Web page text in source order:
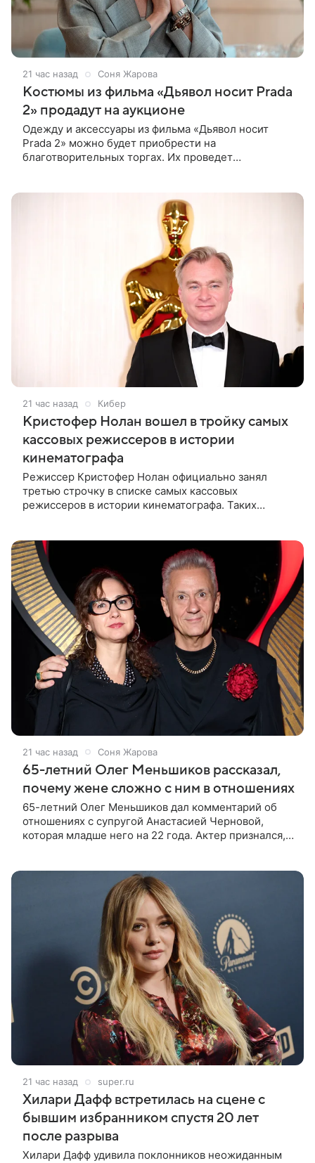
21 час назад Соня Жарова
Костюмы из фильма «Дьявол носит Prada
2» продадут на аукционе
Одежду и аксессуары из фильма «Дьявол носит
Prada 2» можно будет приобрести на
благотворительных торгах. Их проведет
21 час назад Кибер
Кристофер Нолан вошел в тройку самых
кассовых режиссеров в истории
кинематографа
Режиссер Кристофер Нолан официально занял
третью строчку в списке самых кассовых
режиссеров в истории кинематографа. Таких
21 час назад Соня Жарова
65-летний Олег Меньшиков рассказал,
почему жене сложно с ним в отношениях
65-летний Олег Меньшиков дал комментарий об
отношениях с супругой Анастасией Черновой,
которая младше него на 22 года. Актер признался,
21 час назад super.ru
Хилари Дафф встретилась на сцене с
бывшим избранником спустя 20 лет
после разрыва
Хилари Дафф удивила поклонников неожиданным